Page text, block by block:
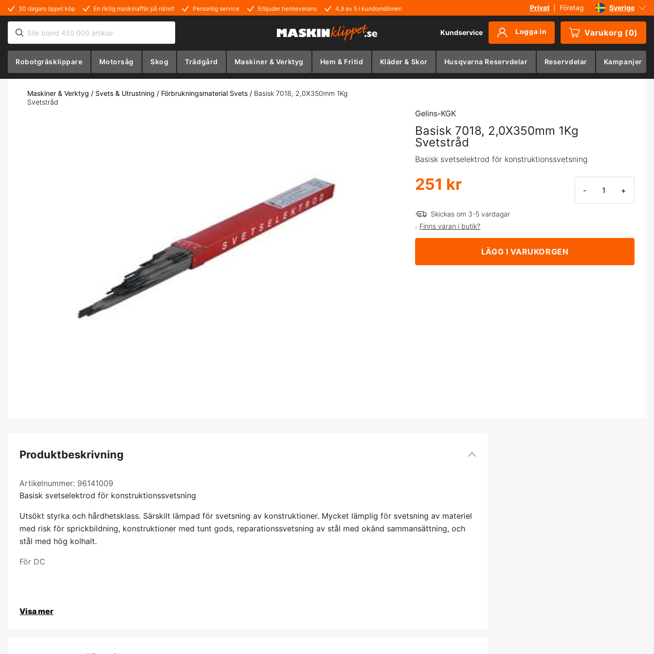
30 dagars öppet köp En riktig maskinaffär på nätet! Personlig service Erbjuder hemleverans 4,9 av 5 i kundomdömen Privat Företag
Sverige
Danmark
Norge
Kundservice Logga in Varukorg (0)
Robotgräsklippare Motorsåg Skog Trädgård Maskiner & Verktyg Hem & Fritid Kläder & Skor Husqvarna Reservdelar Reservdelar Kampanjer
Maskiner & Verktyg / Svets & Utrustning / Förbrukningsmaterial Svets / Basisk 7018, 2,0X350mm 1Kg
Svetstråd
Gelins-KGK
Basisk 7018, 2,0X350mm 1Kg
Svetstråd
Basisk svetselektrod för konstruktionssvetsning
251 kr - +
Skickas om 3-5 vardagar
Finns varan i butik?
LÄGG I VARUKORGEN
Produktbeskrivning
Artikelnummer: 96141009
Basisk svetselektrod för konstruktionssvetsning
Utsökt styrka och hårdhetsklass. Särskilt lämpad för svetsning av konstruktioner. Mycket lämplig för svetsning av materiel
med risk för sprickbildning, konstruktioner med tunt gods, reparationssvetsning av stål med okänd sammansättning, och
stål med hög kolhalt.
För DC
Visa mer